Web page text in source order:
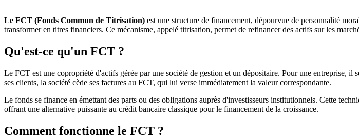
Le FCT (Fonds Commun de Titrisation) est une structure de financement, dépourvue de personnalité
transformer en titres financiers. Ce mécanisme, appelé titrisation, permet de refinancer des actifs sur les
Qu'est-ce qu'un FCT ?
Le FCT est une copropriété d'actifs gérée par une société de gestion et un dépositaire. Pour une entreprise,
ses clients, la société cède ses factures au FCT, qui lui verse immédiatement la valeur correspondante.
Le fonds se finance en émettant des parts ou des obligations auprès d'investisseurs institutionnels. Cette
offrant une alternative puissante au crédit bancaire classique pour le financement de la croissance.
Comment fonctionne le FCT ?